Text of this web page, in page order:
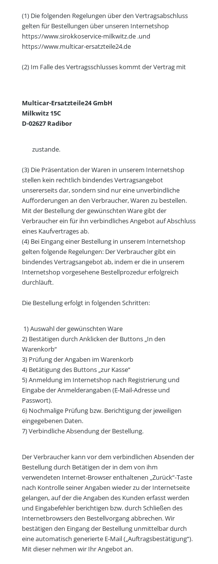
(1) Die folgenden Regelungen über den Vertragsabschluss
gelten für Bestellungen über unseren Internetshop
https://www.sirokkoservice-milkwitz.de .und
https://www.multicar-ersatzteile24.de
(2) Im Falle des Vertragsschlusses kommt der Vertrag mit
Multicar-Ersatzteile24 GmbH
Milkwitz 15C
D-02627 Radibor
zustande.
(3) Die Präsentation der Waren in unserem Internetshop
stellen kein rechtlich bindendes Vertragsangebot
unsererseits dar, sondern sind nur eine unverbindliche
Aufforderungen an den Verbraucher, Waren zu bestellen.
Mit der Bestellung der gewünschten Ware gibt der
Verbraucher ein für ihn verbindliches Angebot auf Abschluss
eines Kaufvertrages ab.
(4) Bei Eingang einer Bestellung in unserem Internetshop
gelten folgende Regelungen: Der Verbraucher gibt ein
bindendes Vertragsangebot ab, indem er die in unserem
Internetshop vorgesehene Bestellprozedur erfolgreich
durchläuft.
Die Bestellung erfolgt in folgenden Schritten:
1) Auswahl der gewünschten Ware
2) Bestätigen durch Anklicken der Buttons „In den
Warenkorb“
3) Prüfung der Angaben im Warenkorb
4) Betätigung des Buttons „zur Kasse“
5) Anmeldung im Internetshop nach Registrierung und
Eingabe der Anmelderangaben (E-Mail-Adresse und
Passwort).
6) Nochmalige Prüfung bzw. Berichtigung der jeweiligen
eingegebenen Daten.
7) Verbindliche Absendung der Bestellung.
Der Verbraucher kann vor dem verbindlichen Absenden der
Bestellung durch Betätigen der in dem von ihm
verwendeten Internet-Browser enthaltenen „Zurück“-Taste
nach Kontrolle seiner Angaben wieder zu der Internetseite
gelangen, auf der die Angaben des Kunden erfasst werden
und Eingabefehler berichtigen bzw. durch Schließen des
Internetbrowsers den Bestellvorgang abbrechen. Wir
bestätigen den Eingang der Bestellung unmittelbar durch
eine automatisch generierte E-Mail („Auftragsbestätigung“).
Mit dieser nehmen wir Ihr Angebot an.